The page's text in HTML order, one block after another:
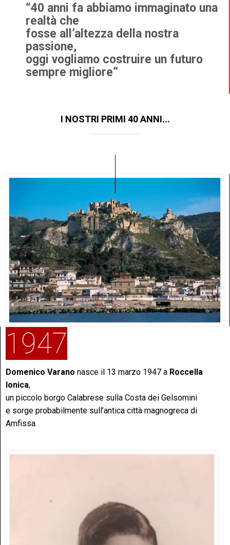
“40 anni fa abbiamo immaginato una
realtà che
fosse all’altezza della nostra
passione,
oggi vogliamo costruire un futuro
sempre migliore”
I NOSTRI PRIMI 40 ANNI...
1947
Domenico Varano nasce il 13 marzo 1947 a Roccella
Ionica,
un piccolo borgo Calabrese sulla Costa dei Gelsomini
e sorge probabilmente sull’antica città magnogreca di
Amfissa.